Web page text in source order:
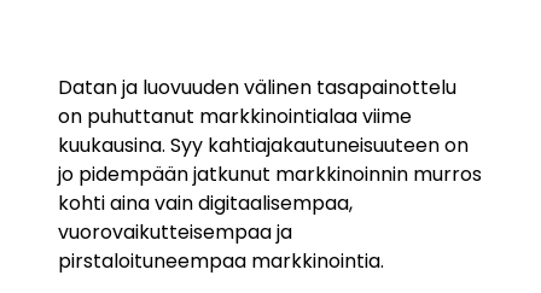
Datan ja luovuuden välinen tasapainottelu
on puhuttanut markkinointialaa viime
kuukausina. Syy kahtiajakautuneisuuteen on
jo pidempään jatkunut markkinoinnin murros
kohti aina vain digitaalisempaa,
vuorovaikutteisempaa ja
pirstaloituneempaa markkinointia.